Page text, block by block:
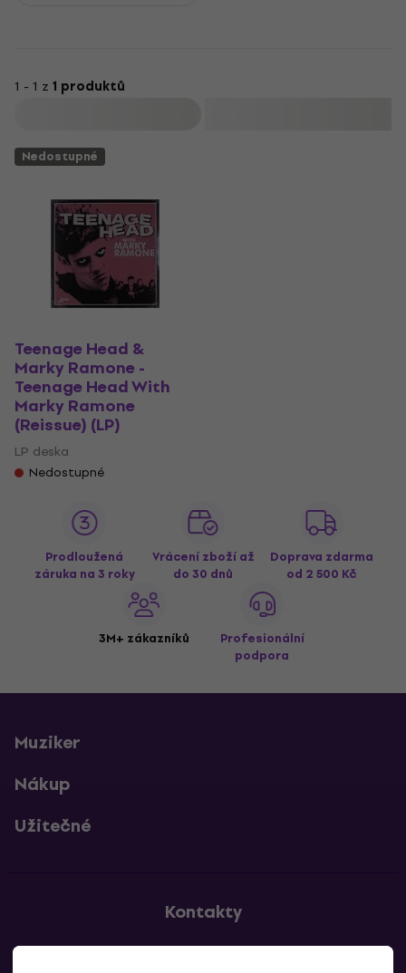
1 - 1 z 1 produktů
Nedostupné
Teenage Head &
Marky Ramone -
Teenage Head With
Marky Ramone
(Reissue) (LP)
LP deska
Nedostupné
Prodloužená
záruka na 3 roky
Vrácení zboží až
do 30 dnů
Doprava zdarma
od 2 500 Kč
3M+ zákazníků
Profesionální
podpora
Muziker
Nákup
Užitečné
Kontakty